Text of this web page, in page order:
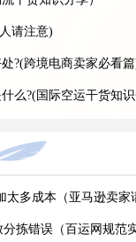
请注意)
?(跨境电商卖家必看
么?(国际空运干货知
空运干货知识分享）
拣拉长上架时长?(国
救放行办法(外贸人请
多成本（亚马逊卖家
拣错误（百运网规范